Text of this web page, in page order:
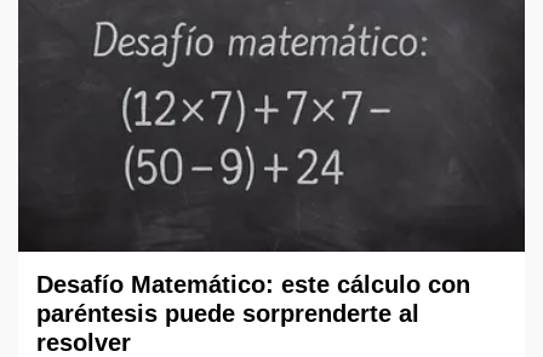
Desafío Matemático: este cálculo con
paréntesis puede sorprenderte al
resolver